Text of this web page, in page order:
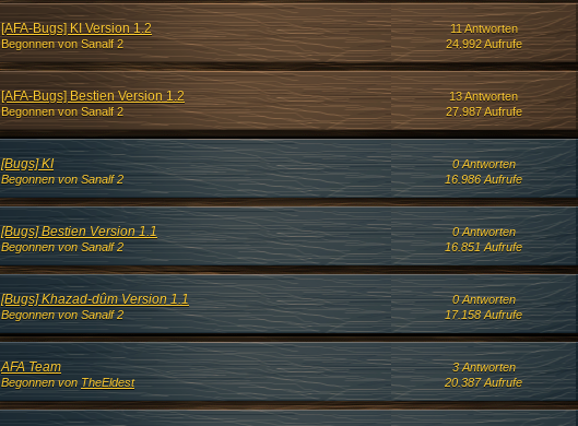
[AFA-Bugs] KI Version 1.2
Begonnen von Sanalf 2
11 Antworten
24.992 Aufrufe
[AFA-Bugs] Bestien Version 1.2
Begonnen von Sanalf 2
13 Antworten
27.987 Aufrufe
[Bugs] KI
Begonnen von Sanalf 2
0 Antworten
16.986 Aufrufe
[Bugs] Bestien Version 1.1
Begonnen von Sanalf 2
0 Antworten
16.851 Aufrufe
[Bugs] Khazad-dûm Version 1.1
Begonnen von Sanalf 2
0 Antworten
17.158 Aufrufe
AFA Team
Begonnen von TheEldest
3 Antworten
20.387 Aufrufe